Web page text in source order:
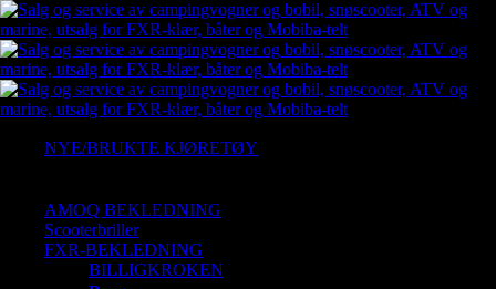
NYE/BRUKTE KJØRETØY
AMOQ BEKLEDNING
Scooterbriller
FXR-BEKLEDNING
BILLIGKROKEN